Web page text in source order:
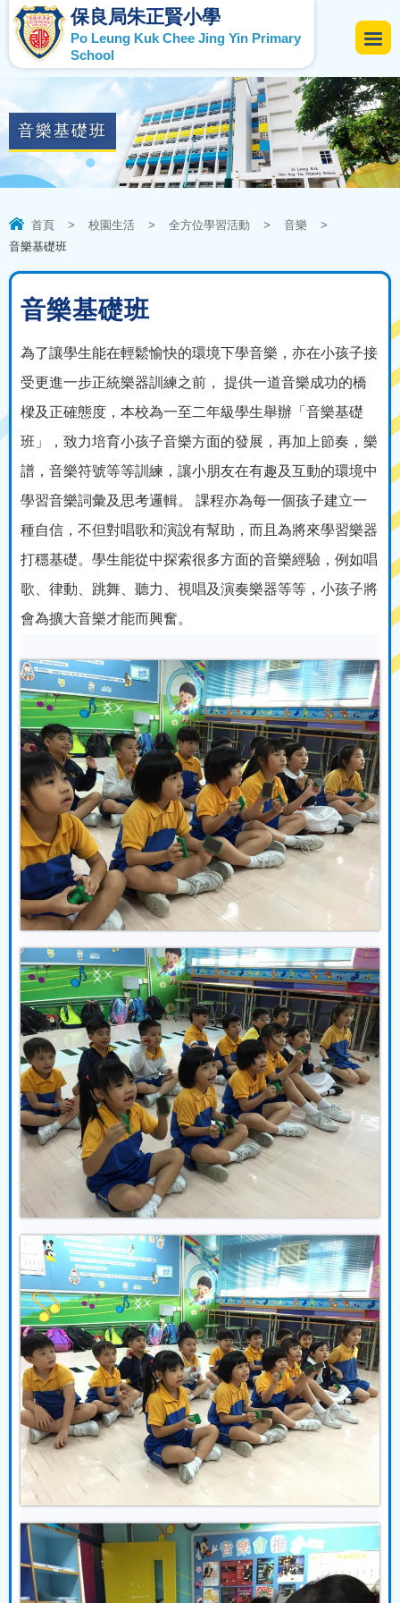
保良局朱正賢小學
Po Leung Kuk Chee Jing Yin Primary
School
音樂基礎班
首頁 > 校園生活 > 全方位學習活動 > 音樂
>
音樂基礎班
音樂基礎班
為了讓學生能在輕鬆愉快的環境下學音樂，亦在小孩子接
受更進一步正統樂器訓練之前， 提供一道音樂成功的橋
樑及正確態度，本校為一至二年級學生舉辦「音樂基礎
班」，致力培育小孩子音樂方面的發展，再加上節奏，樂
譜，音樂符號等等訓練，讓小朋友在有趣及互動的環境中
學習音樂詞彙及思考邏輯。 課程亦為每一個孩子建立一
種自信，不但對唱歌和演說有幫助，而且為將來學習樂器
打穩基礎。學生能從中探索很多方面的音樂經驗，例如唱
歌、律動、跳舞、聽力、視唱及演奏樂器等等，小孩子將
會為擴大音樂才能而興奮。